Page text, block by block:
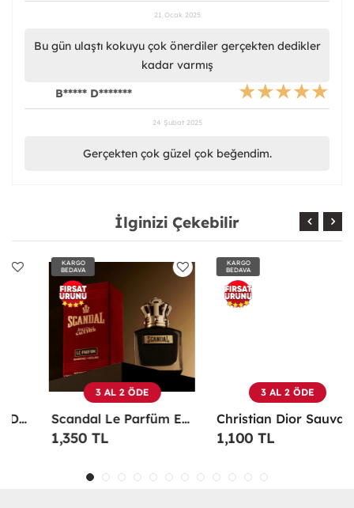
21 Ocak 2025
Bu gün ulaştı kokuyu çok önerdiler gerçekten dedikler
kadar varmış
B***** D*******
24 Şubat 2025
Gerçekten çok güzel çok beğendim.
İlginizi Çekebilir
KARGO
3 AL 2 ÖDE
Scandal Le Parfüm EDP 100 ML Erkek Parfüm -
1,350 TL
3 AL 2 ÖDE
Christian Dior Sauvage EDP 100 ML Erkek Parfüm - CDDS
1,100 TL